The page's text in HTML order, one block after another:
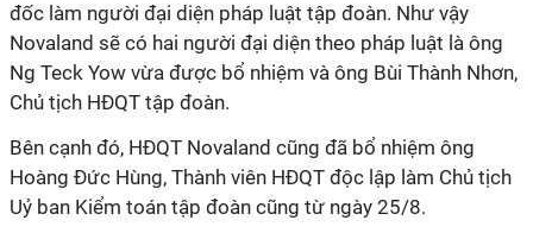
đốc làm người đại diện pháp luật tập đoàn. Như vậy
Novaland sẽ có hai người đại diện theo pháp luật là ông
Ng Teck Yow vừa được bổ nhiệm và ông Bùi Thành Nhơn,
Chủ tịch HĐQT tập đoàn.
Bên cạnh đó, HĐQT Novaland cũng đã bổ nhiệm ông
Hoàng Đức Hùng, Thành viên HĐQT độc lập làm Chủ tịch
Uỷ ban Kiểm toán tập đoàn cũng từ ngày 25/8.